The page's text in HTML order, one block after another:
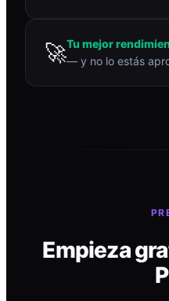
🚀Tu mejor
— y no lo estás
Empieza